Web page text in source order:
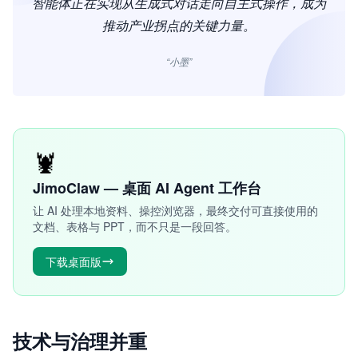
推动产业拐点的关键力量。
“小墨”
🦞
JimoClaw — 桌面 AI Agent 工作台
让 AI 处理本地资料、操控浏览器，最终交付可直接使用的
文档、表格与 PPT，而不只是一段回答。
下载桌面版
技术与治理并重